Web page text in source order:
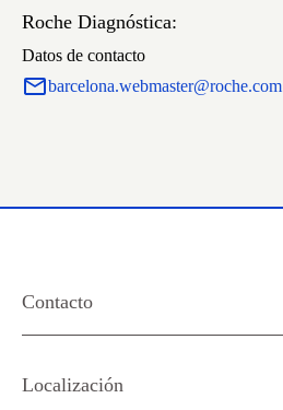
Roche Diagnóstica:
Datos de contacto
barcelona.webmaster@roche.com
Contacto
Localización